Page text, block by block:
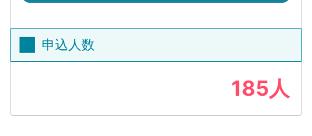
申込人数
185人